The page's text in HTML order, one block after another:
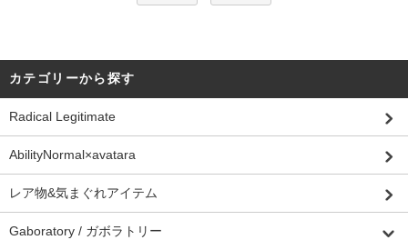
カテゴリーから探す
Radical Legitimate
AbilityNormal×avatara
レア物&気まぐれアイテム
Gaboratory / ガボラトリー